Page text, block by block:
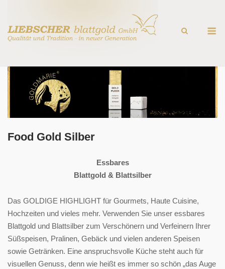
content
Food Gold Silber
Essbares
Blattgold & Blattsilber
Das GOLDIGE HIGHLIGHT für Gourmets, Haute Cuisine,
Hochzeiten und vieles mehr. Verwenden Sie unser essbares
Blattgold und Blattsilber zum Verschönern und Verfeinern Ihrer
Süßspeisen, Pralinen, Gebäck und vielen anderen Speisen
sowie Getränken. Eine anspruchsvolle Küche steht auch für
visuellen Genuss, denn wie heißt es immer so schön „das Auge